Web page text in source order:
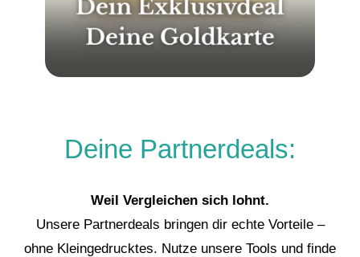
Deine Partnerdeals:
Weil Vergleichen sich lohnt.
Unsere Partnerdeals bringen dir echte Vorteile –
ohne Kleingedrucktes. Nutze unsere Tools und finde